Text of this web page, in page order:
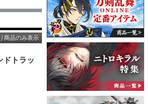
商品のみ表示
トラッ